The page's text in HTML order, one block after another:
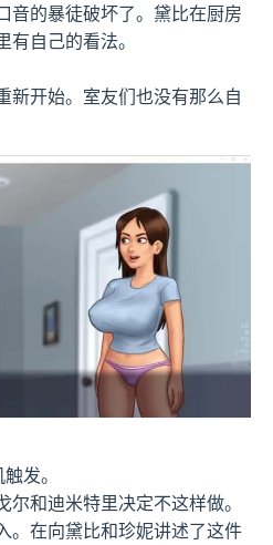
音的暴徒破坏了。黛比在厨房
自己的看法。
新开始。室友们也没有那么自
发。
和迪米特里决定不这样做。
。在向黛比和珍妮讲述了这件